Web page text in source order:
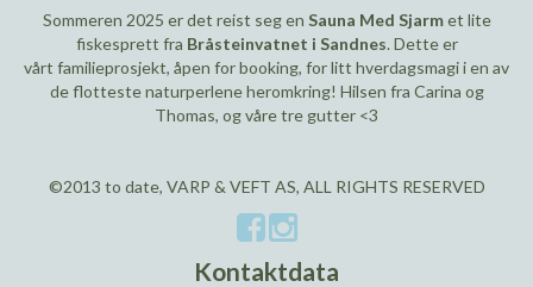
Sommeren 2025 er det reist seg en Sauna Med Sjarmet lite
fiskesprett fra Bråsteinvatnet i Sandnes. Dette er
vårt familieprosjekt, åpen for booking, for litt hverdagsmagi i en av
de flotteste naturperlene heromkring! Hilsen fra Carina og
Thomas, og våre tre gutter <3
©2013 to date, VARP & VEFT AS, ALL RIGHTS RESERVED
Kontaktdata